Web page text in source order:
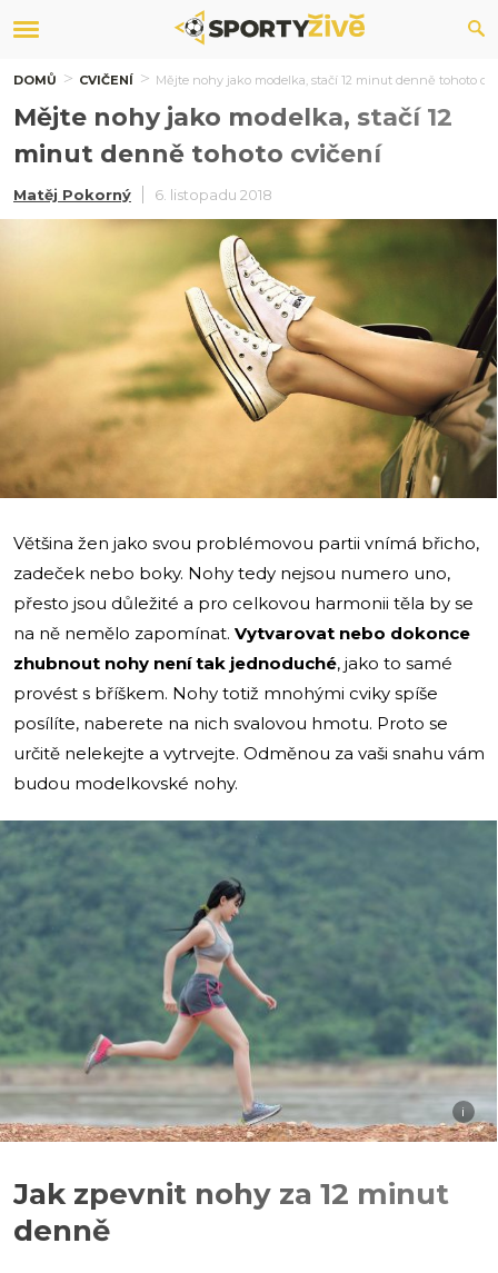
DOMŮ CVIČENÍ Mějte nohy jako modelka, stačí 12 minut denně tohoto
Mějte nohy jako modelka, stačí 12
minut denně tohoto cvičení
Matěj Pokorný 6. listopadu 2018
Většina žen jako svou problémovou partii vnímá břicho,
zadeček nebo boky. Nohy tedy nejsou numero uno,
přesto jsou důležité a pro celkovou harmonii těla by se
na ně nemělo zapomínat. Vytvarovat nebo dokonce
zhubnout nohy není tak jednoduché, jako to samé
provést s bříškem. Nohy totiž mnohými cviky spíše
posílíte, naberete na nich svalovou hmotu. Proto se
určitě nelekejte a vytrvejte. Odměnou za vaši snahu vám
budou modelkovské nohy.
i
Jak zpevnit nohy za 12 minut
denně